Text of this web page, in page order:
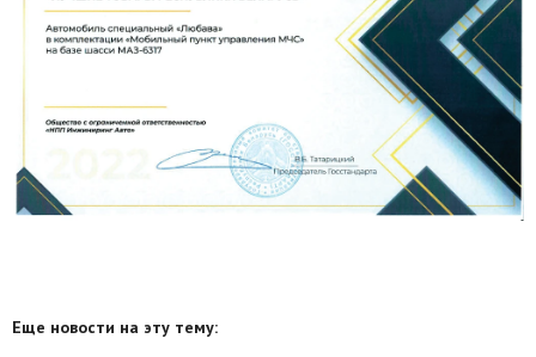
Еще новости на эту тему: